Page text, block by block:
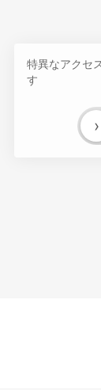
特異なアクセ
す
›